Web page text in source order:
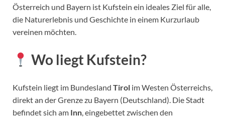
Österreich und Bayern ist Kufstein ein ideales Ziel für alle,
die Naturerlebnis und Geschichte in einem Kurzurlaub
vereinen möchten.
Wo liegt Kufstein?
Kufstein liegt im Bundesland Tirol im Westen Österreichs,
direkt an der Grenze zu Bayern (Deutschland). Die Stadt
befindet sich am Inn, eingebettet zwischen den